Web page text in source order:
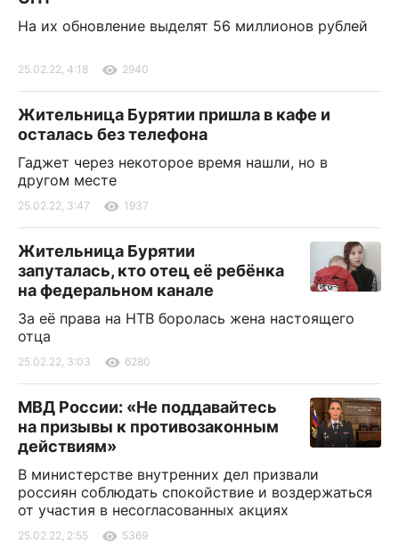
На их обновление выделят 56 миллионов рублей
25.02.22, 4:18 2940
Жительница Бурятии пришла в кафе и
осталась без телефона
Гаджет через некоторое время нашли, но в
другом месте
25.02.22, 3:47 1937
Жительница Бурятии
запуталась, кто отец её ребёнка
на федеральном канале
За её права на НТВ боролась жена настоящего
отца
25.02.22, 3:03 6280
МВД России: «Не поддавайтесь
на призывы к противозаконным
действиям»
В министерстве внутренних дел призвали
россиян соблюдать спокойствие и воздержаться
от участия в несогласованных акциях
25.02.22, 2:55 5369